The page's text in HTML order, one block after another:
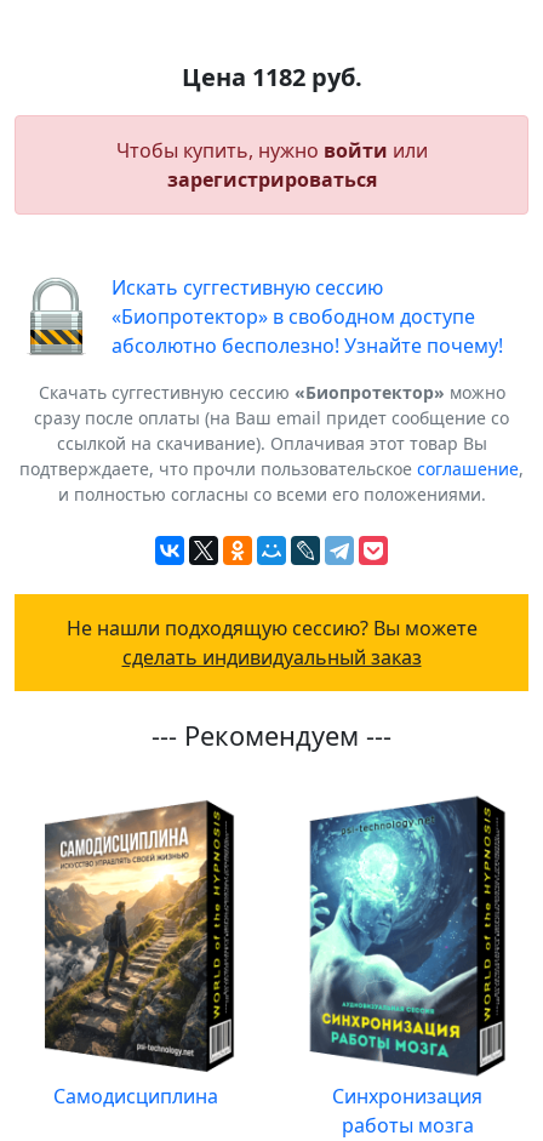
Цена 1182 руб.
Чтобы купить, нужно войти или
зарегистрироваться
Искать суггестивную сессию
«Биопротектор» в свободном доступе
абсолютно бесполезно! Узнайте почему!
Скачать суггестивную сессию «Биопротектор» можно
сразу после оплаты (на Ваш email придет сообщение со
ссылкой на скачивание). Оплачивая этот товар Вы
подтверждаете, что прочли пользовательское соглашение,
и полностью согласны со всеми его положениями.
Не нашли подходящую сессию? Вы можете
сделать индивидуальный заказ
--- Рекомендуем ---
Самодисциплина
Синхронизация
работы мозга